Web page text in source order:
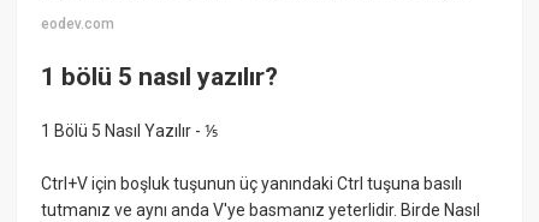
eodev.com
1 bölü 5 nasıl yazılır?
1 Bölü 5 Nasıl Yazılır - ⅕
Ctrl+V için boşluk tuşunun üç yanındaki Ctrl tuşuna basılı
tutmanız ve aynı anda V'ye basmanız yeterlidir. Birde Nasıl